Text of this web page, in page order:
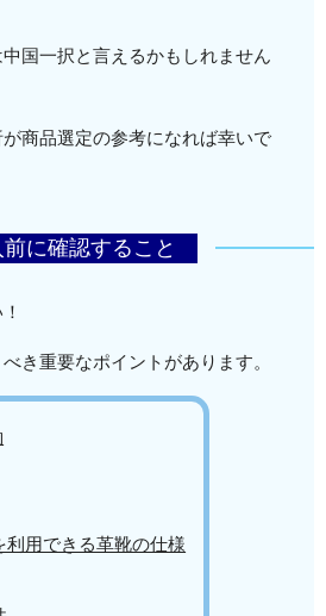
国一択と言えるかもしれません
商品選定の参考になれば幸いで
に確認すること
き重要なポイントがあります。
用できる革靴の仕様